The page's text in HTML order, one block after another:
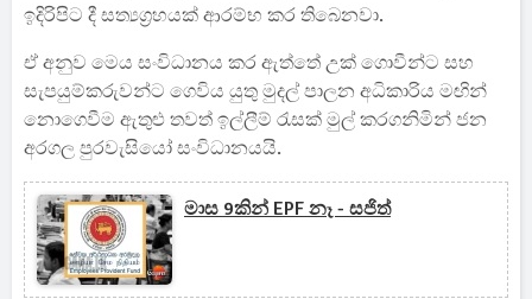
ඉදිරිපිට දී සත්‍යග්‍රහයක් ආරම්භ කර තිබෙනවා.
ඒ අනුව මෙය සංවිධානය කර ඇත්තේ උක් ගොවීන්ට සහ
සැපයුම්කරුවන්ට ගෙවිය යුතු මුදල් පාලන අධිකාරිය මඟින්
නොගෙවීම ඇතුළු තවත් ඉල්ලීම් රැසක් මුල් කරගනිමින් ජන
අරගල පුරවැසියෝ සංවිධානයයි.
මාස 9කින් EPF නෑ - සජිත්